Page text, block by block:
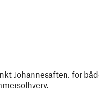
Johannesaften, for